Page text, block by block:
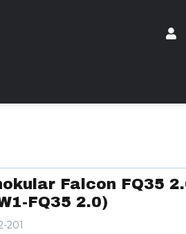
Falcon FQ35
FQ35 2.0)
201